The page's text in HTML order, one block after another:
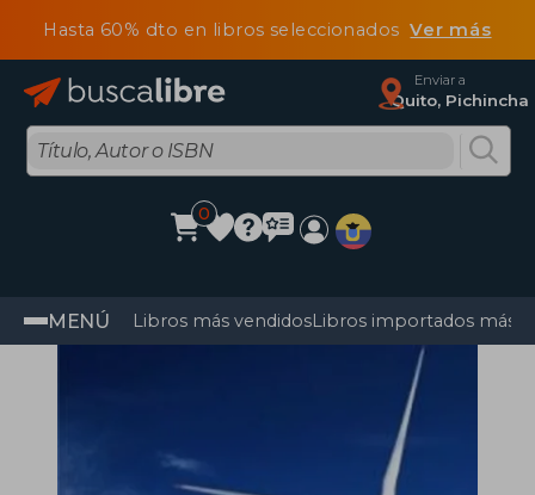
Hasta 60% dto en libros seleccionadosVer más
Enviar a
Quito, Pichincha
0
MENÚ Libros más vendidosLibros importados más